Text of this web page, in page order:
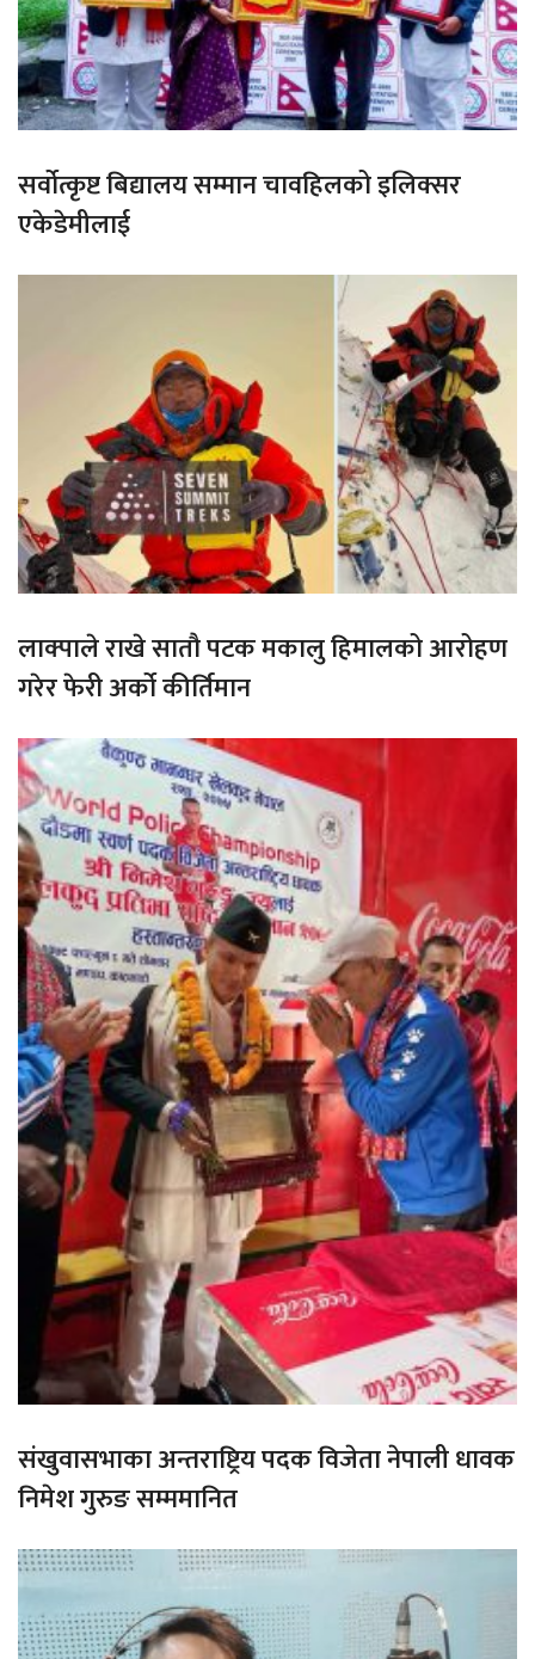
सर्वोत्कृष्ट बिद्यालय सम्मान चावहिलको इलिक्सर
एकेडेमीलाई
लाक्पाले राखे सातौ पटक मकालु हिमालको आरोहण
गरेर फेरी अर्को कीर्तिमान
संखुवासभाका अन्तराष्ट्रिय पदक विजेता नेपाली धावक
निमेश गुरुङ सम्ममानित